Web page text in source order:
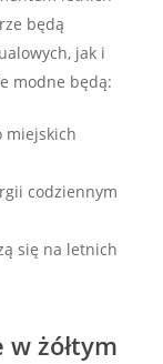
będą
jak i
​modne będą:
codziennym
się na letnich
w żółtym